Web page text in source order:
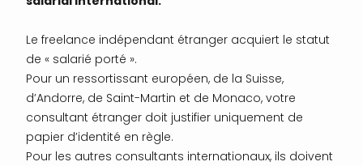
Le freelance indépendant étranger acquiert le statut
de « salarié porté ».
Pour un ressortissant européen, de la Suisse,
d’Andorre, de Saint-Martin et de Monaco, votre
consultant étranger doit justifier uniquement de
papier d’identité en règle.
Pour les autres consultants internationaux, ils doivent